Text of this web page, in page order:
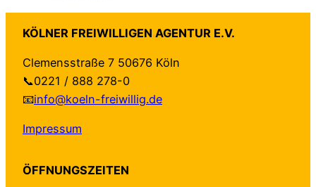
n
d
s
o
KÖLNER FREIWILLIGEN AGENTUR E.V.
Clemensstraße 7 50676 Köln
📞0221 / 888 278-0
📧info@koeln-freiwillig.de
Impressum
ÖFFNUNGSZEITEN